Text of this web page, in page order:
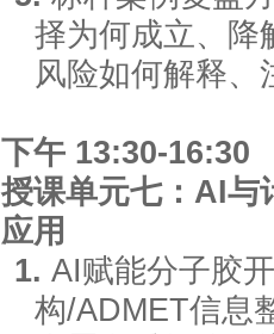
择为何成立、降
风险如何解释、
下午 13:30-16:30
授课单元七： AI与
应用
1.AI赋能分子胶
构/ADMET信息